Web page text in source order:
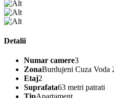
Detalii
Numar camere3
ZonaBurdujeni Cuza Voda
Etaj2
Suprafata63 metri patrati